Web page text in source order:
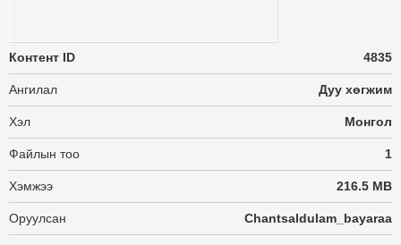
Контент ID 4835
Ангилал Дуу хөгжим
Хэл Монгол
Файлын тоо 1
Хэмжээ 216.5 MB
Оруулсан Chantsaldulam_bayaraa